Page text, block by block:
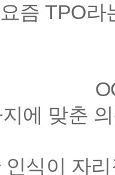
즘 TPO라
에 맞춘
식이 자